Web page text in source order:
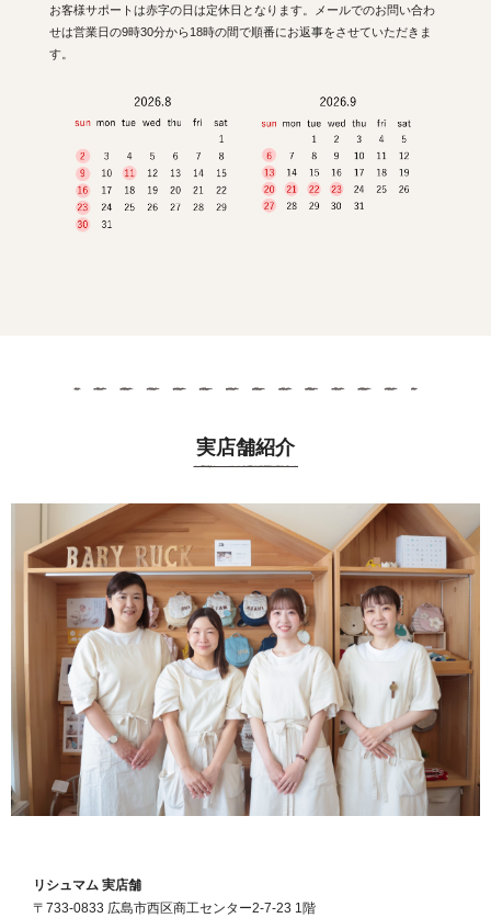
お客様サポートは赤字の日は定休日となります。メールでのお問い合わ
せは営業日の9時30分から18時の間で順番にお返事をさせていただきま
す。
実店舗紹介
リシュマム 実店舗
〒733-0833 広島市西区商工センター2-7-23 1階